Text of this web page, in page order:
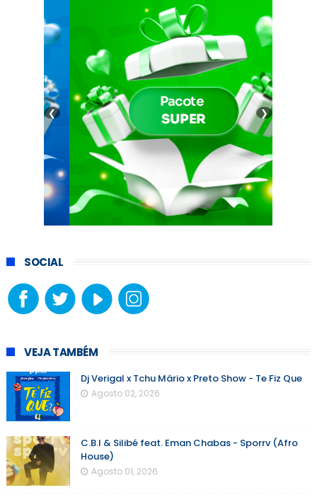
❮ ❯
SOCIAL
VEJA TAMBÉM
Dj Verigal x Tchu Mário x Preto Show - Te Fiz Que
Agosto 02, 2026
C.B.I & Silibé feat. Eman Chabas - Sporrv (Afro
House)
Agosto 01, 2026